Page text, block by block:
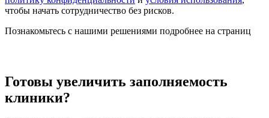
чтобы начать сотрудничество без рисков.
Познакомьтесь с нашими решениями подробнее на страниц
Готовы увеличить заполняемость
клиники?